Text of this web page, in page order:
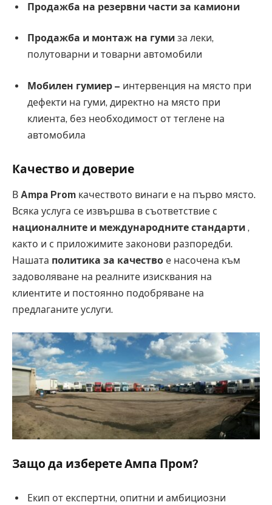
Продажба на резервни части за камиони
Продажба и монтаж на гуми за леки,
полутоварни и товарни автомобили
Мобилен гумиер – интервенция на място при
дефекти на гуми, директно на място при
клиента, без необходимост от теглене на
автомобила
Качество и доверие
В Ampa Prom качеството винаги е на първо място.
Всяка услуга се извършва в съответствие с
националните и международните стандарти ,
както и с приложимите законови разпоредби.
Нашата политика за качество е насочена към
задоволяване на реалните изисквания на
клиентите и постоянно подобряване на
предлаганите услуги.
Защо да изберете Ампа Пром?
Екип от експертни, опитни и амбициозни